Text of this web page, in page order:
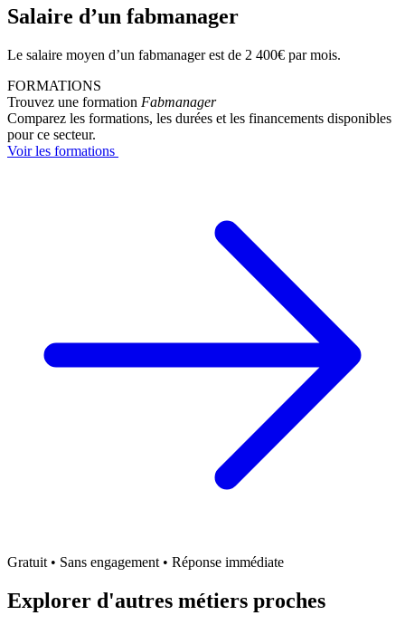
Salaire d’un fabmanager
Le salaire moyen d’un fabmanager est de 2 400€ par mois.
FORMATIONS
Trouvez une formation Fabmanager
Comparez les formations, les durées et les financements disponibles
pour ce secteur.
Voir les formations
Gratuit • Sans engagement • Réponse immédiate
Explorer d'autres métiers proches